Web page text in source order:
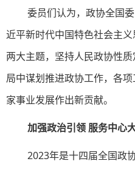
委员们认为，政协全国
近平新时代中国特色社会主
两大主题，坚持人民政协性
局中谋划推进政协工作，各
家事业发展作出新贡献。
加强政治引领 服务中心
2023年是十四届全国政